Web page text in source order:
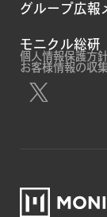
グループ広報
モニクル総研
個人情報保護方
お客様情報の収